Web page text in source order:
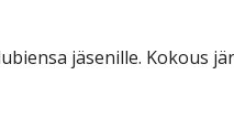
jäsenille. Kokous